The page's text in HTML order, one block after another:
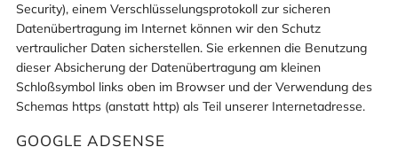
Security), einem Verschlüsselungsprotokoll zur sicheren
Datenübertragung im Internet können wir den Schutz
vertraulicher Daten sicherstellen. Sie erkennen die Benutzung
dieser Absicherung der Datenübertragung am kleinen
Schloßsymbol links oben im Browser und der Verwendung des
Schemas https (anstatt http) als Teil unserer Internetadresse.
GOOGLE ADSENSE